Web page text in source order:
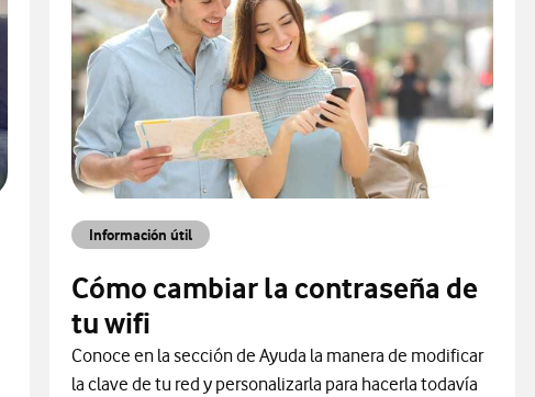
Información útil
Cómo cambiar la contraseña de
tu wifi
Conoce en la sección de Ayuda la manera de modificar
la clave de tu red y personalizarla para hacerla todavía